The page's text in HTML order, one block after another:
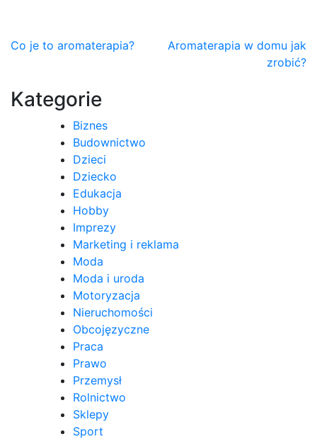
Nawigacja
Co je to aromaterapia?
Aromaterapia w domu jak
zrobić?
Kategorie
Biznes
Budownictwo
Dzieci
Dziecko
Edukacja
Hobby
Imprezy
Marketing i reklama
Moda
Moda i uroda
Motoryzacja
Nieruchomości
Obcojęzyczne
Praca
Prawo
Przemysł
Rolnictwo
Sklepy
Sport